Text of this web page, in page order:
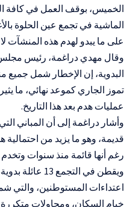
الخميس، بوقف العمل في كافة
الماشية في تجمع عين الحلوة
على ما يبدو لهدم هذه المنشآت
وقال مهدي دراغمة، رئيس
تموز الجاري كموعد نهائي، ما
عمليات هدم بعد هذا التاريخ.
وأشار دراغمة إلى أن المباني
قديمة، وهو ما يزيد من
رغم أنها قائمة منذ سنوات
ويقطن في
اعتداءات المستوطنين، والتي
خيام السكان، ومحاولات